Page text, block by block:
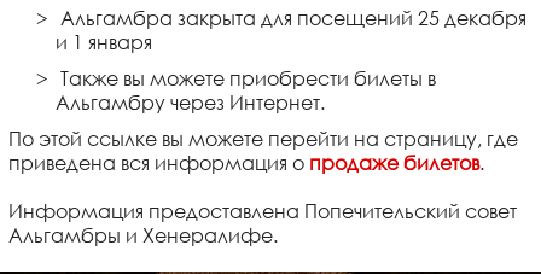
Альгамбра закрыта для посещений 25 декабря
и 1 января
Также вы можете приобрести билеты в
Альгамбру через Интернет.
По этой ссылке вы можете перейти на страницу, где
приведена вся информация о продаже билетов.
Информация предоставлена Попечительский совет
Альгамбры и Хенералифе.